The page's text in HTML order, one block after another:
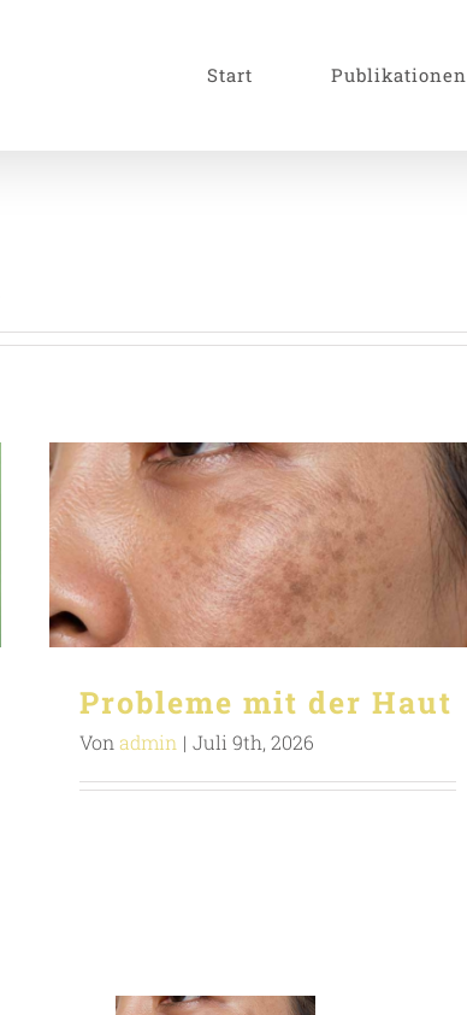
Start Publikationen
Probleme mit der Haut
Von admin | Juli 9th, 2026